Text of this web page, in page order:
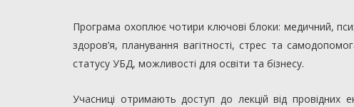
Програма охоплює чотири ключові блоки: медичний,
здоров’я, планування вагітності, стрес та
статусу УБД, можливості для освіти та бізнесу.
Учасниці отримають доступ до лекцій від провідних